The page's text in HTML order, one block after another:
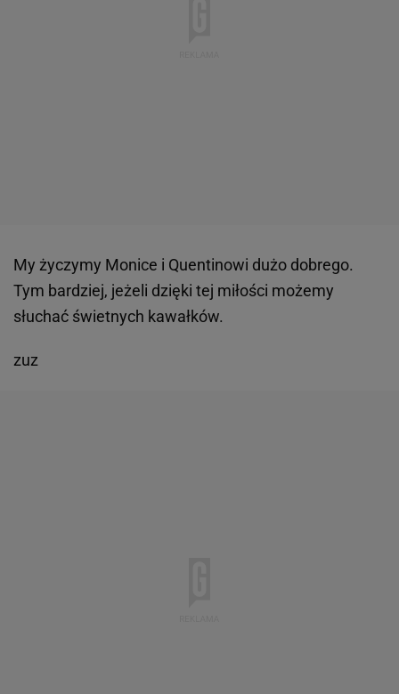
My życzymy Monice i Quentinowi dużo dobrego.
Tym bardziej, jeżeli dzięki tej miłości możemy
słuchać świetnych kawałków.
zuz